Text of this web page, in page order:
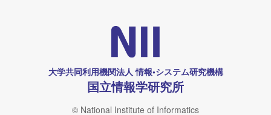
大学共同利用機関法人 情報•システム研究機構
国立情報学研究所
© National Institute of Informatics